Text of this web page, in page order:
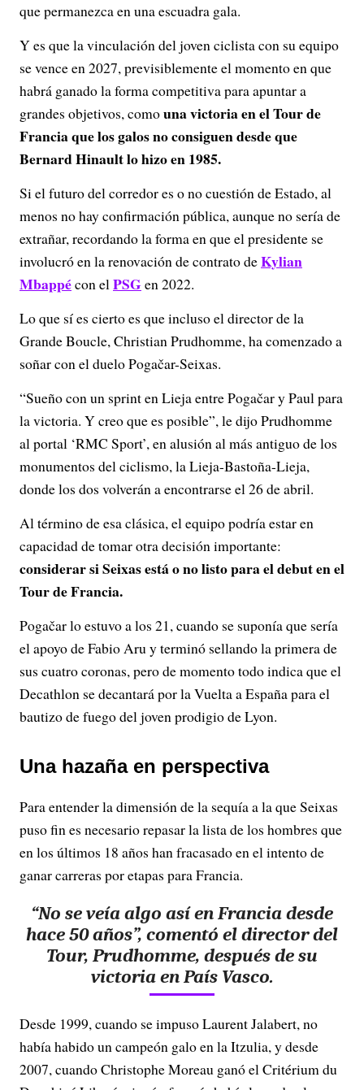
que permanezca en una escuadra gala.
Y es que la vinculación del joven ciclista con su equipo
se vence en 2027, previsiblemente el momento en que
habrá ganado la forma competitiva para apuntar a
grandes objetivos, comouna victoria en el Tour de
Francia que los galos no consiguen desde que
Bernard Hinault lo hizo en 1985.
Si el futuro del corredor es o no cuestión de Estado, al
menos no hay confirmación pública, aunque no sería de
extrañar, recordando la forma en que el presidente se
involucró en la renovación de contrato deKylian
Mbappécon elPSGen 2022.
Lo que sí es cierto es que incluso el director de la
Grande Boucle, Christian Prudhomme, ha comenzado a
soñar con el duelo Pogačar-Seixas.
“Sueño con un sprint en Lieja entre Pogačar y Paul para
la victoria. Y creo que es posible”, le dijo Prudhomme
al portal ‘RMC Sport’, en alusión al más antiguo de los
monumentos del ciclismo, la Lieja-Bastoña-Lieja,
donde los dos volverán a encontrarse el 26 de abril.
Al término de esa clásica, el equipo podría estar en
capacidad de tomar otra decisión importante:
considerar si Seixas está o no listo para el debut en el
Tour de Francia.
Pogačar lo estuvo a los 21, cuando se suponía que sería
el apoyo de Fabio Aru y terminó sellando la primera de
sus cuatro coronas, pero de momento todo indica que el
Decathlon se decantará por la Vuelta a España para el
bautizo de fuego del joven prodigio de Lyon.
Una hazaña en perspectiva
Para entender la dimensión de la sequía a la que Seixas
puso fin es necesario repasar la lista de los hombres que
en los últimos 18 años han fracasado en el intento de
ganar carreras por etapas para Francia.
“No se veía algo así en Francia desde
hace 50 años”, comentó el director del
Tour, Prudhomme, después de su
victoria en País Vasco.
Desde 1999, cuando se impuso Laurent Jalabert, no
había habido un campeón galo en la Itzulia, y desde
2007, cuando Christophe Moreau ganó el Critérium du